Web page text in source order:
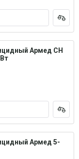
Армед СН
Армед 5-